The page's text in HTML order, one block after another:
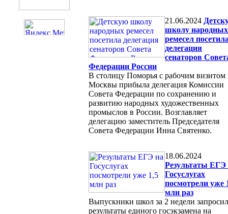
21.06.2024
школу народных
ремесел
делегация
сенаторов
Федерации России
В столицу Поморья с рабочим визитом
Москвы прибыла делегация Комиссии
Совета Федерации по сохранению и
развитию народных художественных
промыслов в России. Возглавляет
делегацию заместитель Председателя
Совета Федерации Инна Святенко.
18.06.2024
Результаты ЕГЭ
Госуслугах
посмотрели уже
млн раз
Выпускники школ за 2 недели
результаты единого госэкзамена на